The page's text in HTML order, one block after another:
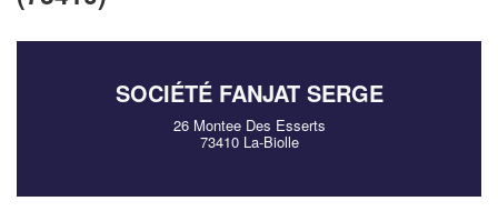
SOCIÉTÉ FANJAT SERGE
26 Montee Des Esserts
73410 La-Biolle